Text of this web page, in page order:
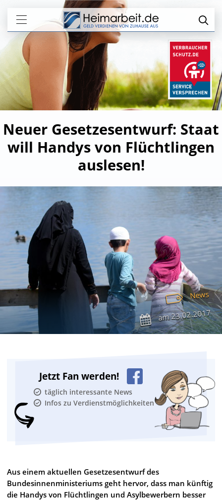
Neuer Gesetzesentwurf: Staat
will Handys von Flüchtlingen
auslesen!
News
am23.02.2017
Jetzt Fan werden!
täglich interessante News
Infos zu Verdienstmöglichkeiten
Aus einem aktuellen Gesetzesentwurf des
Bundesinnenministeriums geht hervor, dass man künftig
die Handys von Flüchtlingen und Asylbewerbern besser